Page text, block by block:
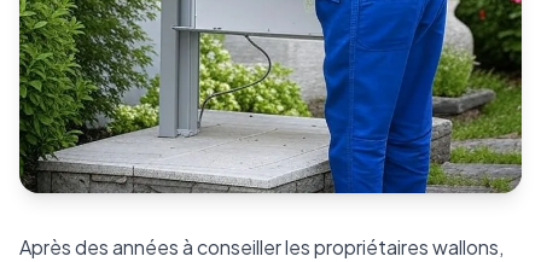
Après des années à conseiller les propriétaires wallons,